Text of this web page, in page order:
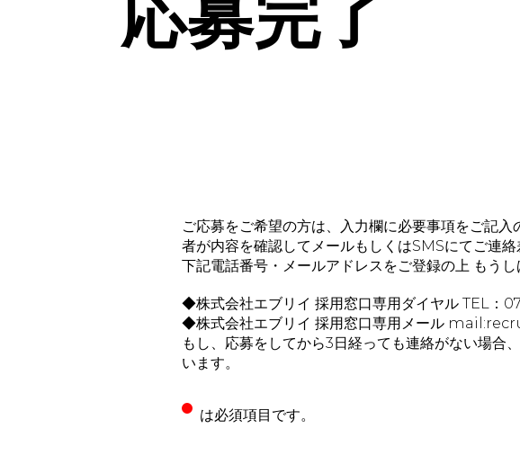
News
Partner
Newer
応募完了
ご応募をご希望の方は、入力欄に必要事項をご記
者が内容を確認してメールもしくはSMSにてご連絡
下記電話番号・メールアドレスをご登録の上 もう
◆株式会社エブリイ 採用窓口専用ダイヤル TEL：
◆株式会社エブリイ 採用窓口専用メール
もし、応募をしてから3日経っても連絡がない場合
います。
は必須項目です。